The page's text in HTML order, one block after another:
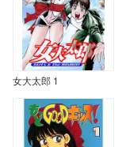
女大太郎 1